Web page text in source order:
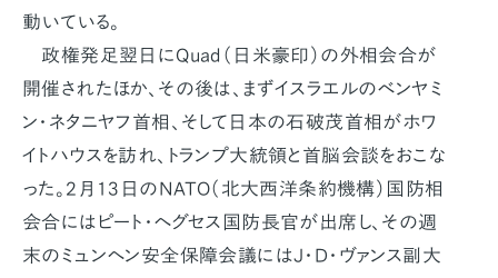
動いている。
政権発足翌日にQuad（日米豪印）の外相会合が
開催されたほか、その後は、まずイスラエルのベンヤミ
ン・ネタニヤフ首相、そして日本の石破茂首相がホワ
イトハウスを訪れ、トランプ大統領と首脳会談をおこな
った。2月13日のNATO（北大西洋条約機構）国防相
会合にはピート・ヘグセス国防長官が出席し、その週
末のミュンヘン安全保障会議にはJ・D・ヴァンス副大